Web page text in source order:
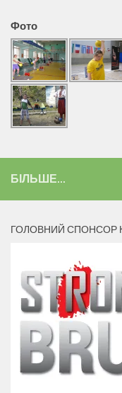
Фото
БІЛЬШЕ...
ГОЛОВНИЙ СПОНСОР